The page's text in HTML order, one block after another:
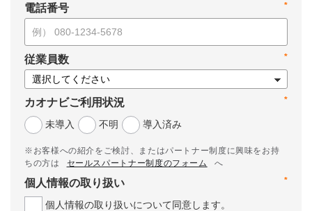
*
電話番号
*
従業員数
*
カオナビご利用状況
未導入
不明 導入済み
※お客様への紹介をご検討、またはパートナー制度に興味をお持
ちの方は
セールスパートナー制度のフォーム
へ
*
個人情報の取り扱い
個人情報の取り扱いについて同意します。